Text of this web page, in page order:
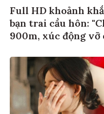
Full HD khoảnh
bạn trai cầu hôn:
900m, xúc động vỡ